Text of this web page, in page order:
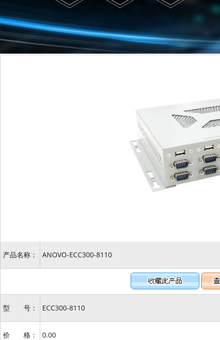
产品名称： ANOVO-ECC300-8110
型 号： ECC300-8110
价 格： 0.00